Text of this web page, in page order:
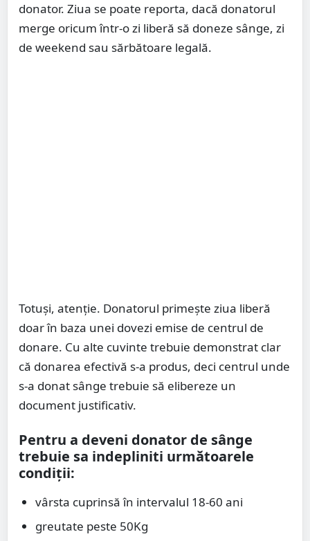
donator. Ziua se poate reporta, dacă donatorul
merge oricum într-o zi liberă să doneze sânge, zi
de weekend sau sărbătoare legală.
Totuşi, atenţie. Donatorul primeşte ziua liberă
doar în baza unei dovezi emise de centrul de
donare. Cu alte cuvinte trebuie demonstrat clar
că donarea efectivă s-a produs, deci centrul unde
s-a donat sânge trebuie să elibereze un
document justificativ.
Pentru a deveni donator de sânge
trebuie sa indepliniti următoarele
condiţii:
vârsta cuprinsă în intervalul 18-60 ani
greutate peste 50Kg